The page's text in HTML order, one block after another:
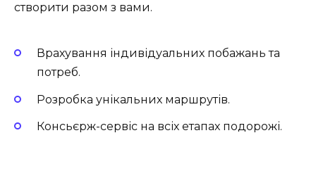
створити разом з вами.
Врахування індивідуальних побажань та
потреб.
Розробка унікальних маршрутів.
Консьєрж-сервіс на всіх етапах подорожі.